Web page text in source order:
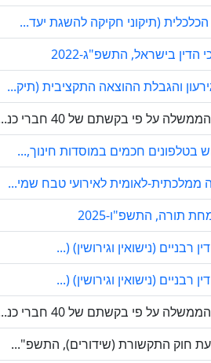
(תיקוני חקיקה להשגת יעד...
בישראל, התשפ"ג-2022
והגבלת ההוצאה התקציבית (תיק...
על פי בקשתם של 40 חברי כנ...
בטלפונים חכמים במוסדות חינוך,...
ממלכתית-לאומית לאירועי טבח שמי...
תורה, התשפ"ו-2025
רבניים (נישואין וגירושין) (...
רבניים (נישואין וגירושין) (...
על פי בקשתם של 40 חברי כנ...
חוק התקשורת (שידורים), התשפ"...